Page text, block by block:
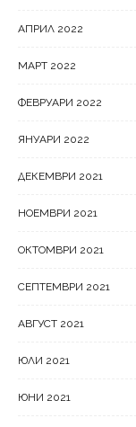
АПРИЛ 2022
МАРТ 2022
ФЕВРУАРИ 2022
ЯНУАРИ 2022
ДЕКЕМВРИ 2021
НОЕМВРИ 2021
ОКТОМВРИ 2021
СЕПТЕМВРИ 2021
АВГУСТ 2021
ЮЛИ 2021
ЮНИ 2021